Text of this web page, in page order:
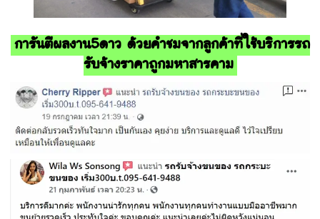
การันตีผลงาน5ดาว ด้วยคำชมจากลูกค้าที่ใช้บริการรถ
รับจ้างราคาถูกมหาสารคาม